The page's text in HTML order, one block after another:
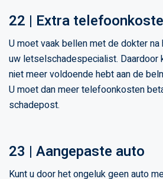
22 | Extra
U moet vaak bellen met de dokter
uw letselschadespecialist. Daardoor
niet meer voldoende hebt aan de
U moet dan meer telefoonkosten
schadepost.
23 | Aangepaste auto
Kunt u door het ongeluk geen auto